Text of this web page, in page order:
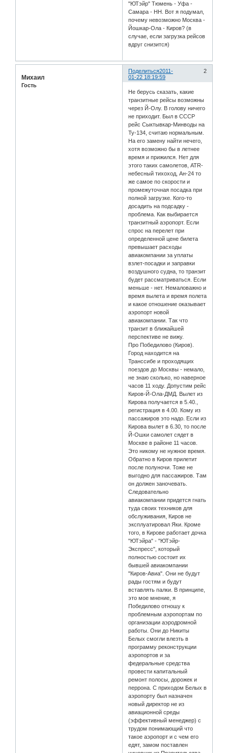
"ЮТэйр" Тюмень - Уфа -
Самара - НН. Вот я подумал,
почему невозможно Москва -
Йошкар-Ола - Киров? (в
случае, если загрузка рейсов
вдруг снизится)
Поделиться 2
2011-
01-22 18:19:59
Михаил
Гость
Не берусь сказать, какие
транзитные рейсы возможны
через Й-Олу. В голову ничего
не приходит. Был в СССР
рейс Сыктывкар-Минводы на
Ту-134, считаю нормальным.
На его замену найти нечего,
хотя возможно бы в летнее
время и прижился. Нет для
этого таких самолетов, ATR-
небесный тихоход, Ан-24 то
же самое по скорости и
промежуточная посадка при
полной загрузке. Кого-то
досадить на подсадку -
проблема. Как выбирается
транзитный аэропорт. Если
спрос на перелет при
определенной цене билета
превышает расходы
авиакомпании за уплаты
взлет-посадки и заправки
воздушного судна, то транзит
будет рассматриваться. Если
меньше - нет. Немаловажно и
время вылета и время полета
и какое отношение оказывает
аэропорт новой
авиакомпании. Так что
транзит в ближайшей
перспективе не вижу.
Про Победилово (Киров).
Город находится на
Транссибе и проходящих
поездов до Москвы - немало,
не знаю сколько, но наверное
часов 11 ходу. Допустим рейс
Киров-Й-Ола-ДМД. Вылет из
Кирова получается в 5.40.,
регистрация в 4.00. Кому из
пассажиров это надо. Если из
Кирова вылет в 6.30, то после
Й-Ошки самолет сядет в
Москве в районе 11 часов.
Это никому не нужное время.
Обратно в Киров прилетит
после полуночи. Тоже не
выгодно для пассажиров. Там
он должен заночевать.
Следовательно
авиакомпании придется гнать
туда своих техников для
обслуживания, Киров не
эксплуатировал Яки. Кроме
того, в Кирове работает дочка
"ЮТэйра" - "ЮТэйр-
Экспресс", который
полностью состоит их
бывшей авиакомпании
"Киров-Авиа". Они не будут
рады гостям и будут
вставлять палки. В принципе,
это мое мнение, я
Победилово отношу к
проблемным аэропортам по
организации аэродромной
работы. Они до Никиты
Белых смогли влезть в
программу реконструкции
аэропортов и за
федеральные средства
провести капитальный
ремонт полосы, дорожек и
перрона. С приходом Белых в
аэропорту был назначен
новый директор не из
авиационной среды
(эффективный менеджер) с
трудом понимающий что
такое аэропорт и с чем его
едят, замом поставлен